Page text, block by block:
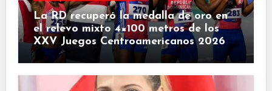
La RD recuperó la medalla de oro en
el relevo mixto 4×100 metros de los
XXV Juegos Centroamericanos 2026